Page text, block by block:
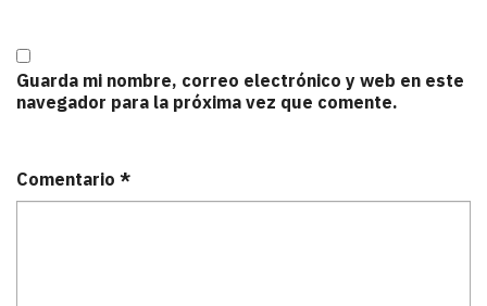
Guarda mi nombre, correo electrónico y web en este
navegador para la próxima vez que comente.
Comentario *